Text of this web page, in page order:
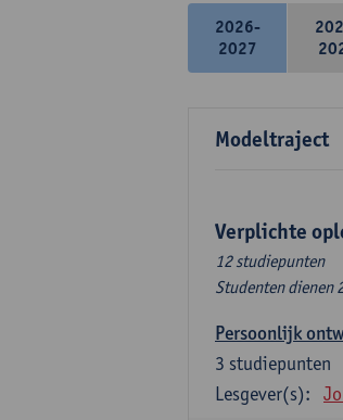
2026-
2027
Modeltraject
Verplichte
12 studiepunten
Studenten dienen
Persoonlijk
3 studiepunten
Lesgever(s):